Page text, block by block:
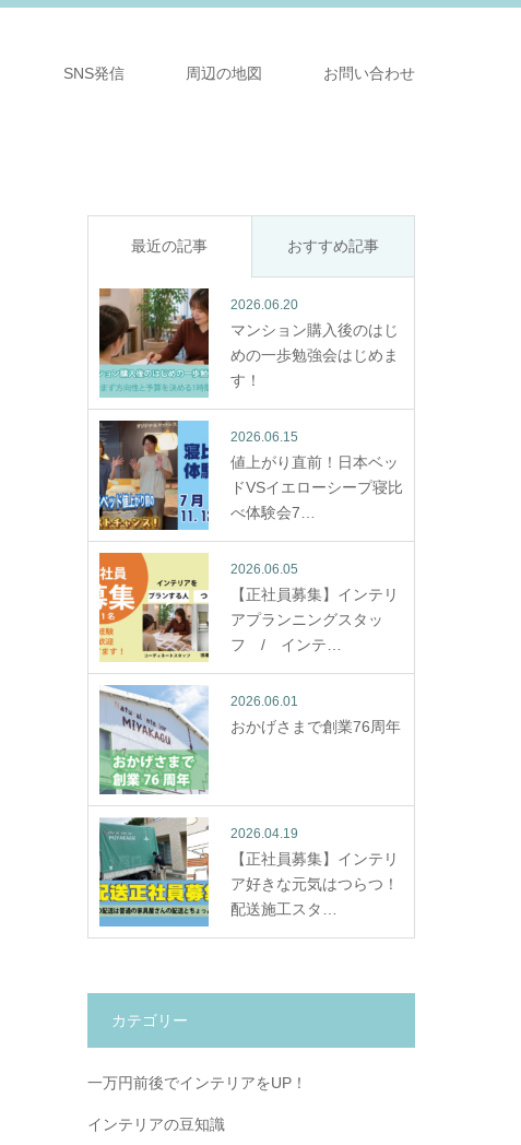
SNS発信 周辺の地図 お問い合わせ
最近の記事 おすすめ記事
2026.06.20
マンション購入後のはじ
めの一歩勉強会はじめま
す！
2026.06.15
値上がり直前！日本ベッ
ドVSイエローシープ寝比
べ体験会7…
2026.06.05
【正社員募集】インテリ
アプランニングスタッ
フ / インテ…
2026.06.01
おかげさまで創業76周年
2026.04.19
【正社員募集】インテリ
ア好きな元気はつらつ！
配送施工スタ…
カテゴリー
一万円前後でインテリアをUP！
インテリアの豆知識